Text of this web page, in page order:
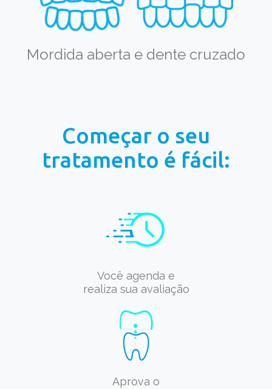
Mordida aberta e dente cruzado
Começar o seu
tratamento é fácil:
Você agenda e
realiza sua avaliação
Aprova o